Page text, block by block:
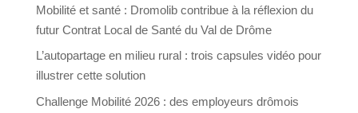
Mobilité et santé : Dromolib contribue à la réflexion du
futur Contrat Local de Santé du Val de Drôme
L’autopartage en milieu rural : trois capsules vidéo pour
illustrer cette solution
Challenge Mobilité 2026 : des employeurs drômois